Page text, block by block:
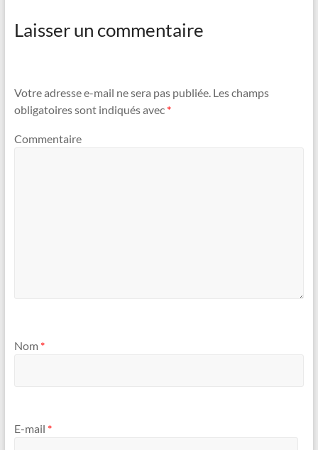
Laisser un commentaire
Votre adresse e-mail ne sera pas publiée. Les champs
obligatoires sont indiqués avec *
Commentaire
Nom *
E-mail *